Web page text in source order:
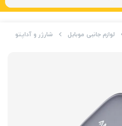
لوازم جانبی موبایل شارژر و آداپتور